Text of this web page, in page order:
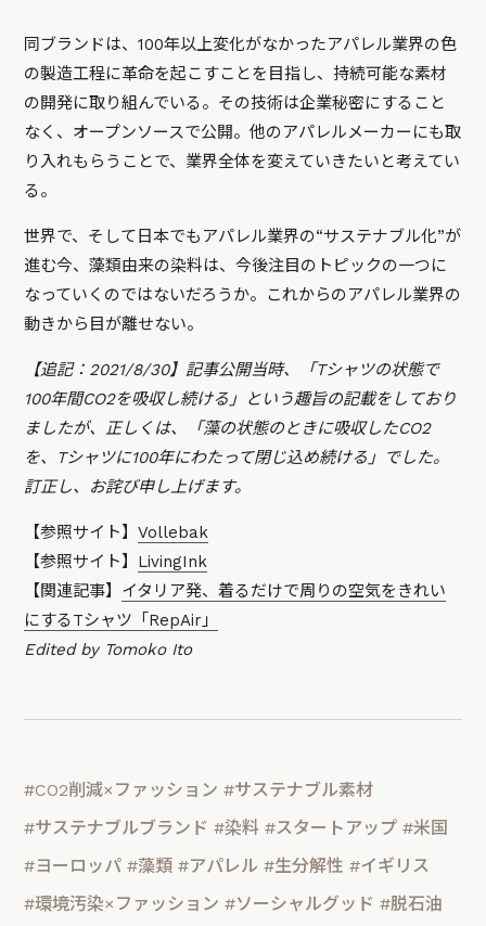
同ブランドは、100年以上変化がなかったアパレル業界の色
の製造工程に革命を起こすことを目指し、持続可能な素材
の開発に取り組んでいる。その技術は企業秘密にすること
なく、オープンソースで公開。他のアパレルメーカーにも取
り入れもらうことで、業界全体を変えていきたいと考えてい
る。
世界で、そして日本でもアパレル業界の“サステナブル化”が
進む今、藻類由来の染料は、今後注目のトピックの一つに
なっていくのではないだろうか。これからのアパレル業界の
動きから目が離せない。
【追記：2021/8/30】記事公開当時、「Tシャツの状態で
100年間CO2を吸収し続ける」という趣旨の記載をしており
ましたが、正しくは、「藻の状態のときに吸収したCO2
を、Tシャツに100年にわたって閉じ込め続ける」でした。
訂正し、お詫び申し上げます。
【参照サイト】Vollebak
【参照サイト】 LivingInk
【関連記事】 イタリア発、着るだけで周りの空気をきれい
にするTシャツ「RepAir」
Edited by Tomoko Ito
#CO2削減×ファッション #サステナブル素材
#サステナブルブランド #染料 #スタートアップ #米国
#ヨーロッパ #藻類 #アパレル #生分解性 #イギリス
#環境汚染×ファッション #ソーシャルグッド #脱石油